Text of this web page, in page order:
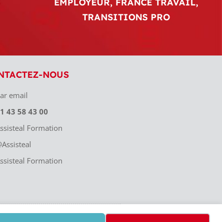
TRANSITIONS PRO
NOUS
email
43 58 43 00
Formation
Formation
00079. Assisteal est membre du groupe